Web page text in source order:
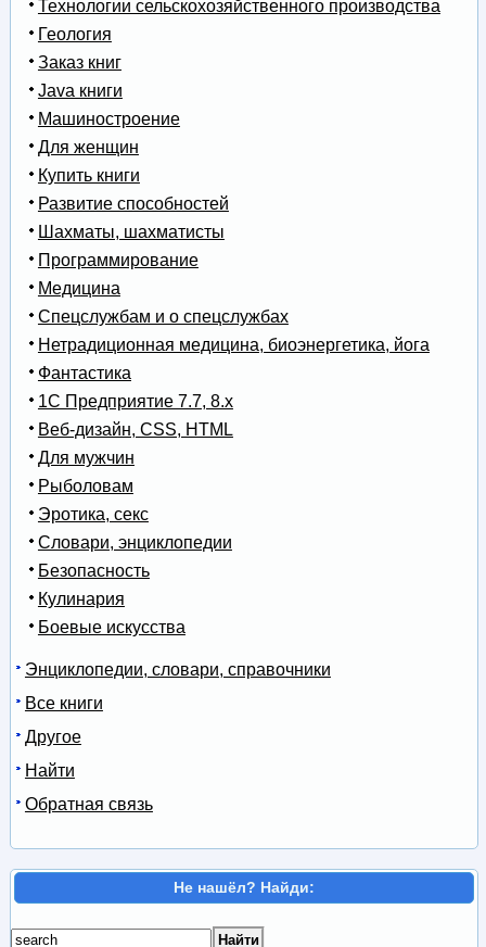
Технологии сельскохозяйственного производства
Геология
Заказ книг
Java книги
Машиностроение
Для женщин
Купить книги
Развитие способностей
Шахматы, шахматисты
Программирование
Медицина
Спецслужбам и о спецслужбах
Нетрадиционная медицина, биоэнергетика, йога
Фантастика
1С Предприятие 7.7, 8.x
Веб-дизайн, CSS, HTML
Для мужчин
Рыболовам
Эротика, секс
Словари, энциклопедии
Безопасность
Кулинария
Боевые искусства
Энциклопедии, словари, справочники
Все книги
Другое
Найти
Обратная связь
Не нашёл? Найди: